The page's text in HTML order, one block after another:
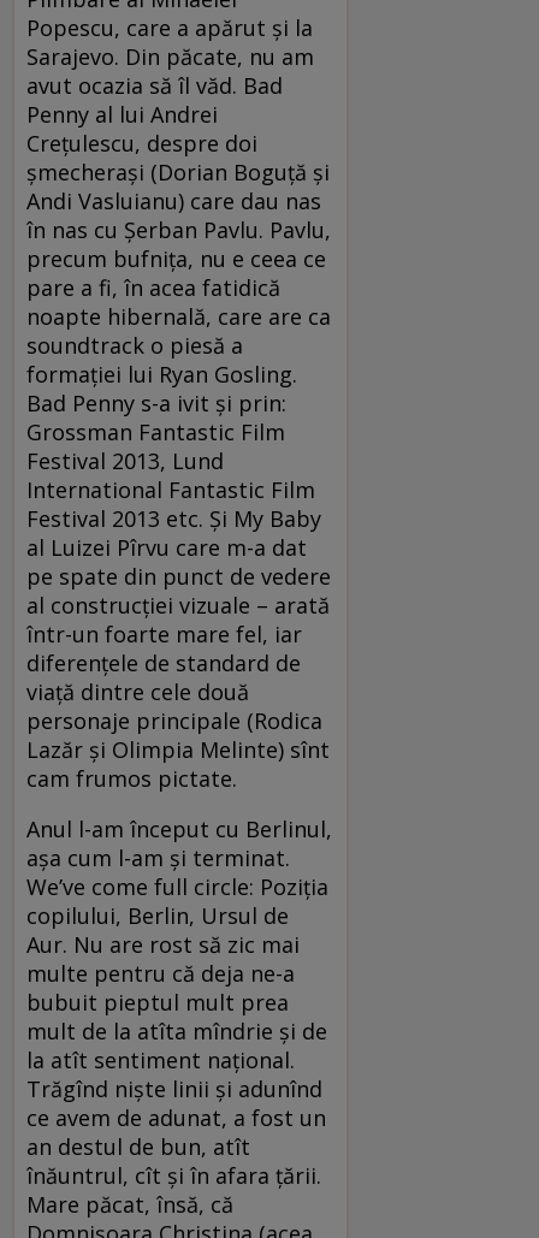
Popescu, care a apărut şi la
Sarajevo. Din păcate, nu am
avut ocazia să îl văd. Bad
Penny al lui Andrei
Creţulescu, despre doi
şmecheraşi (Dorian Boguţă şi
Andi Vasluianu) care dau nas
în nas cu Şerban Pavlu. Pavlu,
precum bufniţa, nu e ceea ce
pare a fi, în acea fatidică
noapte hibernală, care are ca
soundtrack o piesă a
formaţiei lui Ryan Gosling.
Bad Penny s-a ivit şi prin:
Grossman Fantastic Film
Festival 2013, Lund
International Fantastic Film
Festival 2013 etc. Şi My Baby
al Luizei Pîrvu care m-a dat
pe spate din punct de vedere
al construcţiei vizuale – arată
într-un foarte mare fel, iar
diferenţele de standard de
viaţă dintre cele două
personaje principale (Rodica
Lazăr şi Olimpia Melinte) sînt
cam frumos pictate.
Anul l-am început cu Berlinul,
aşa cum l-am şi terminat.
We’ve come full circle: Poziţia
copilului, Berlin, Ursul de
Aur. Nu are rost să zic mai
multe pentru că deja ne-a
bubuit pieptul mult prea
mult de la atîta mîndrie şi de
la atît sentiment naţional.
Trăgînd nişte linii şi adunînd
ce avem de adunat, a fost un
an destul de bun, atît
înăuntrul, cît şi în afara ţării.
Mare păcat, însă, că